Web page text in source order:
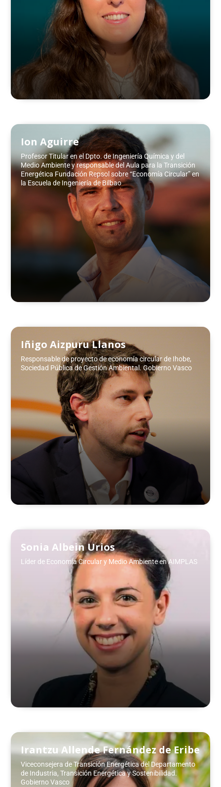
Ion Aguirre
Profesor Titular en el Dpto. de Ingeniería Química y del
Medio Ambiente y responsable del Aula para la Transición
Energética Fundación Repsol sobre “Economía Circular” en
la Escuela de Ingeniería de Bilbao
Iñigo Aizpuru Llanos
Responsable de proyecto de economía circular de Ihobe,
Sociedad Pública de Gestión Ambiental. Gobierno Vasco
Sonia Albein Urios
Líder de Economía Circular y Medio Ambiente en AIMPLAS
Irantzu Allende Fernández de Eribe
Viceconsejera de Transición Energética del Departamento
de Industria, Transición Energética y Sostenibilidad.
Gobierno Vasco